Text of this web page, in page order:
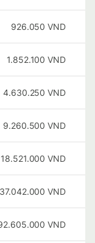
926.050 VND
1.852.100 VND
4.630.250 VND
9.260.500 VND
18.521.000 VND
37.042.000 VND
VND